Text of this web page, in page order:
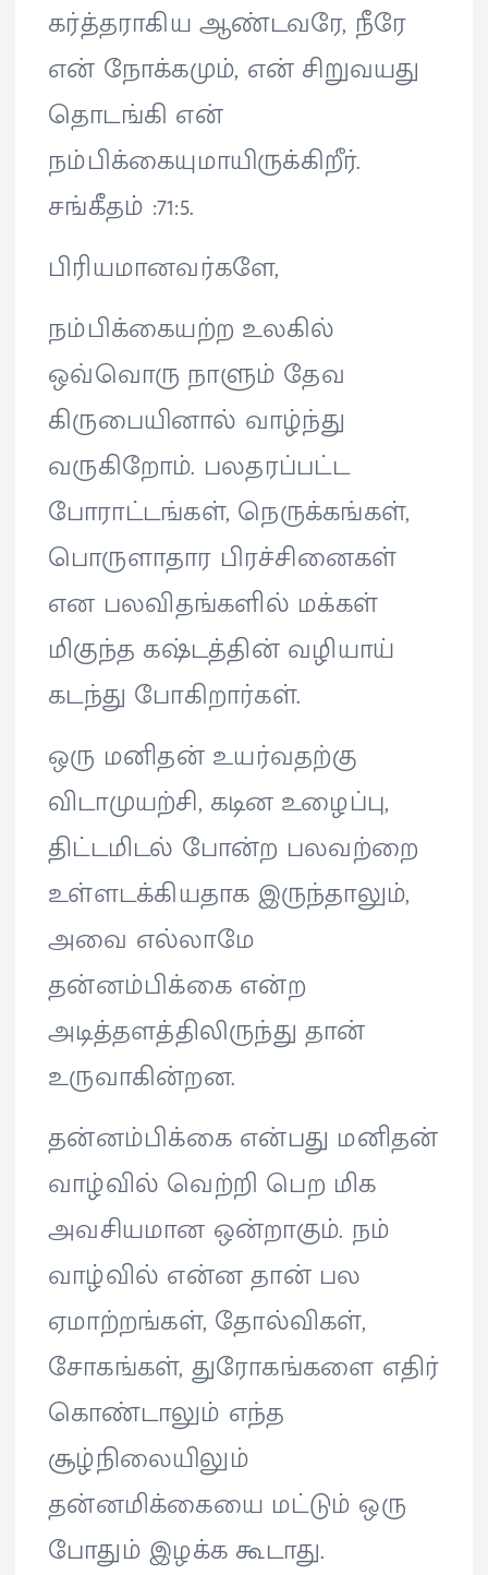
கர்த்தராகிய ஆண்டவரே, நீரே
என் நோக்கமும், என் சிறுவயது
தொடங்கி என்
நம்பிக்கையுமாயிருக்கிறீர்.
சங்கீதம் :71:5.
பிரியமானவர்களே,
நம்பிக்கையற்ற உலகில்
ஒவ்வொரு நாளும் தேவ
கிருபையினால் வாழ்ந்து
வருகிறோம். பலதரப்பட்ட
போராட்டங்கள், நெருக்கங்கள்,
பொருளாதார பிரச்சினைகள்
என பலவிதங்களில் மக்கள்
மிகுந்த கஷ்டத்தின் வழியாய்
கடந்து போகிறார்கள்.
ஒரு மனிதன் உயர்வதற்கு
விடாமுயற்சி, கடின உழைப்பு,
திட்டமிடல் போன்ற பலவற்றை
உள்ளடக்கியதாக இருந்தாலும்,
அவை எல்லாமே
தன்னம்பிக்கை என்ற
அடித்தளத்திலிருந்து தான்
உருவாகின்றன.
தன்னம்பிக்கை என்பது மனிதன்
வாழ்வில் வெற்றி பெற மிக
அவசியமான ஒன்றாகும். நம்
வாழ்வில் என்ன தான் பல
ஏமாற்றங்கள், தோல்விகள்,
சோகங்கள், துரோகங்களை எதிர்
கொண்டாலும் எந்த
சூழ்நிலையிலும்
தன்னமிக்கையை மட்டும் ஒரு
போதும் இழக்க கூடாது.